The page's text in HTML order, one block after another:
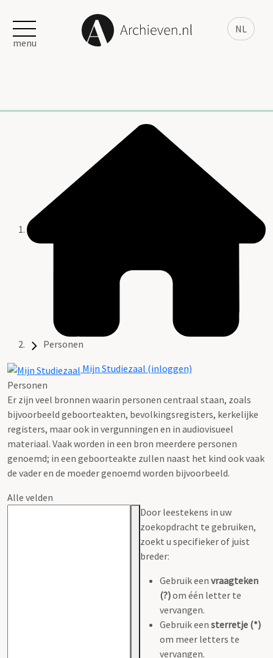
NL
menu
Personen
Mijn Studiezaal (inloggen)
Personen
Er zijn veel bronnen waarin personen centraal staan, zoals
bijvoorbeeld geboorteakten, bevolkingsregisters, kerkelijke
registers, maar ook in vergunningen en in audiovisueel
materiaal. Vaak worden in een bron meerdere personen
genoemd; in een geboorteakte zullen naast het kind ook vaak
de vader en de moeder genoemd worden bijvoorbeeld.
Alle velden
Door leestekens in uw
zoekopdracht te gebruiken,
zoekt u specifieker of juist
breder:
Gebruik een vraagteken
(?)om één letter te
vervangen.
Gebruik een sterretje (*)
om meer letters te
vervangen.